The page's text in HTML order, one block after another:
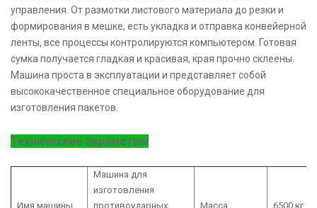
управления. От размотки листового материала до резки и
формирования в мешке, есть укладка и отправка конвейерной
ленты, все процессы контролируются компьютером. Готовая
сумка получается гладкая и красивая, края прочно склеены.
Машина проста в эксплуатации и представляет собой
высококачественное специальное оборудование для
изготовления пакетов.
Технические параметры
Имя машины
Машина для
изготовления
противоударных
Масса 6500 кг